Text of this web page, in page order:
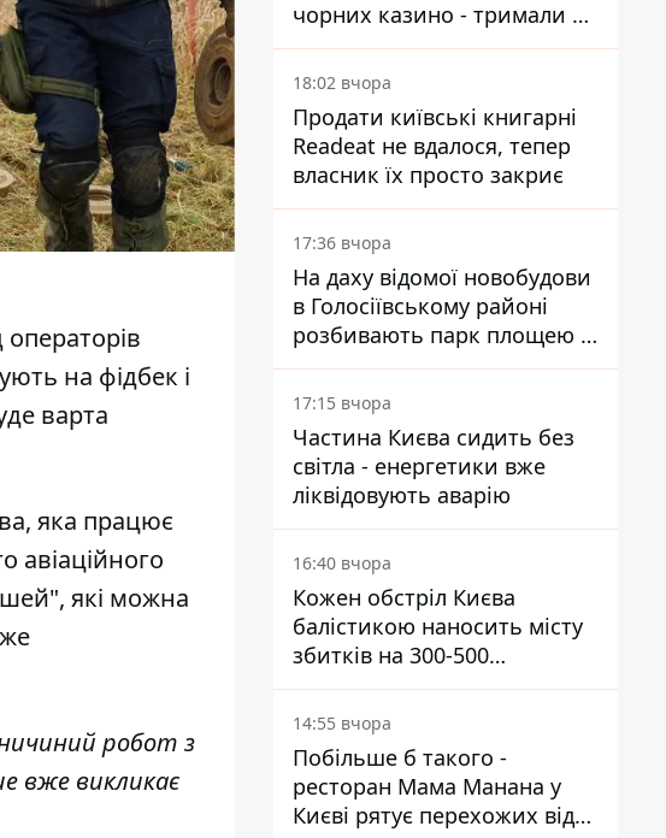
на фідбек і
варта
яка працює
авіаційного
, які можна
робот з
вже викликає
чорних казино - тримали 39
закладів
18:02 вчора
Продати київські книгарні
Readeat не вдалося, тепер
власник їх просто закриє
17:36 вчора
На даху відомої новобудови
в Голосіївському районі
розбивають парк площею в
гектар
17:15 вчора
Частина Києва сидить без
світла - енергетики вже
ліквідовують аварію
16:40 вчора
Кожен обстріл Києва
балістикою наносить місту
збитків на 300-500
мільйонів - Петро
Пантелеєв
14:55 вчора
Побільше б такого -
ресторан Мама Манана у
Києві рятує перехожих від